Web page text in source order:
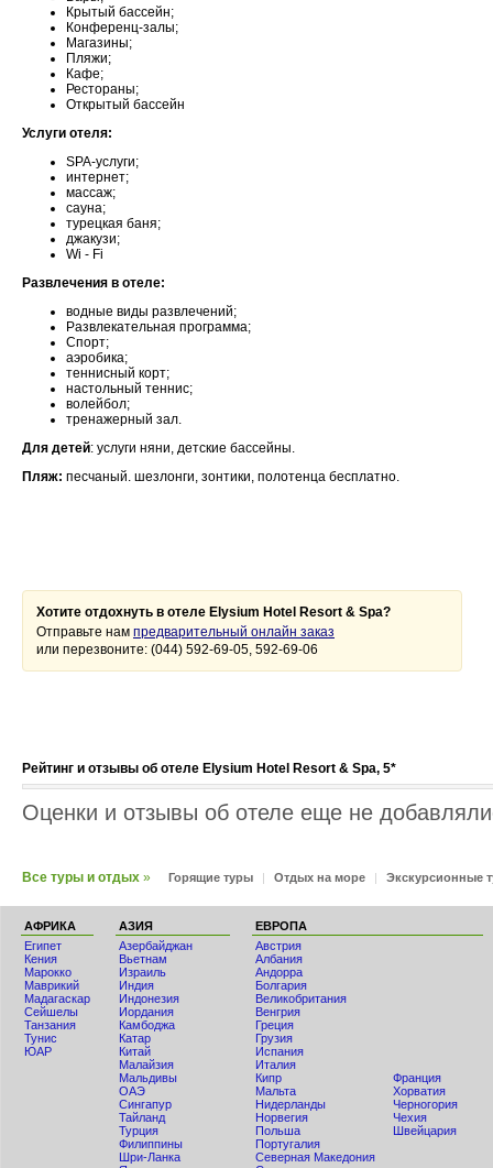
Крытый бассейн;
Конференц-залы;
Магазины;
Пляжи;
Кафе;
Рестораны;
Открытый бассейн
Услуги отеля:
SPA-услуги;
интернет;
массаж;
сауна;
турецкая баня;
джакузи;
Wi - Fi
Развлечения в отеле:
водные виды развлечений;
Развлекательная программа;
Спорт;
аэробика;
теннисный корт;
настольный теннис;
волейбол;
тренажерный зал.
Для детей: услуги няни, детские бассейны.
Пляж: песчаный. шезлонги, зонтики, полотенца бесплатно.
Хотите отдохнуть в отеле Elysium Hotel Resort & Spa?
Отправьте нам предварительный онлайн заказ
или перезвоните: (044) 592-69-05, 592-69-06
Рейтинг и отзывы об отеле Elysium Hotel Resort & Spa, 5*
Оценки и отзывы об отеле еще не
Все туры и отдых » Горящие туры | Отдых на море | Экскурсионные
АФРИКА
Египет
Кения
Мaрокко
Маврикий
Мадагаскар
Сейшелы
Танзания
Тунис
ЮАР
АЗИЯ
Азербайджан
Вьетнам
Израиль
Индия
Индонезия
Иордания
Камбоджа
Катар
Китай
Малайзия
Мальдивы
ОАЭ
Сингапур
Тайланд
Турция
Филиппины
Шри-Ланка
ЕВРОПА
Австрия
Албания
Андорра
Болгария
Великобритания
Венгрия
Греция
Грузия
Испания
Италия
Кипр
Мальта
Нидерланды
Норвегия
Польша
Португалия
Северная Македония
Франция
Хорватия
Черногория
Чехия
Швейцария